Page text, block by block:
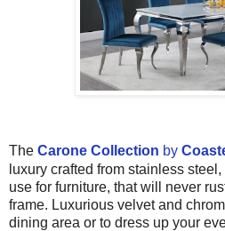
The Carone Collection by
luxury crafted from stainless
use for furniture, that will never
frame. Luxurious velvet and
dining area or to dress up your